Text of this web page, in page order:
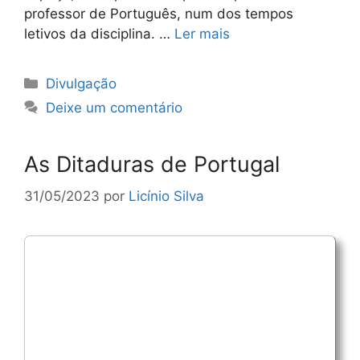
professor de Português, num dos tempos
letivos da disciplina. … Ler mais
Categorias
Divulgação
Deixe um comentário
As Ditaduras de Portugal
31/05/2023 por Licínio Silva